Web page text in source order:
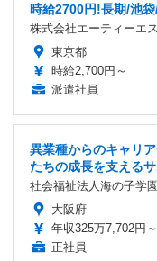
時給2700円!長期/池
株式会社エーティーエス
東京都
時給2,700円～
派遣社員
異業種からのキャリ
たちの成長を支える
社会福祉法人海の子学
大阪府
年収325万7,702円～
正社員